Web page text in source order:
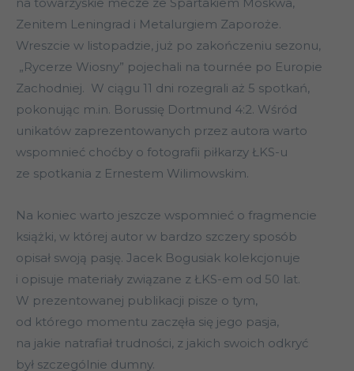
Zenitem Leningrad i Metalurgiem Zaporoże.
Wreszcie w listopadzie, już po zakończeniu sezonu,
„Rycerze Wiosny” pojechali na tournée po Europie
Zachodniej. W ciągu 11 dni rozegrali aż 5 spotkań,
pokonując m.in. Borussię Dortmund 4:2. Wśród
unikatów zaprezentowanych przez autora warto
wspomnieć choćby o fotografii piłkarzy ŁKS-u
ze spotkania z Ernestem Wilimowskim.
Na koniec warto jeszcze wspomnieć o fragmencie
książki, w której autor w bardzo szczery sposób
opisał swoją pasję. Jacek Bogusiak kolekcjonuje
i opisuje materiały związane z ŁKS-em od 50 lat.
W prezentowanej publikacji pisze o tym,
od którego momentu zaczęła się jego pasja,
na jakie natrafiał trudności, z jakich swoich odkryć
był szczególnie dumny.